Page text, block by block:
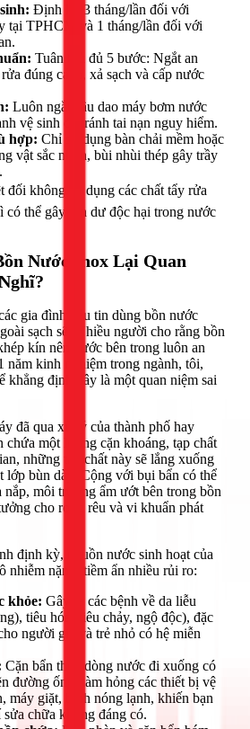
Định kỳ 3 tháng/lần đối với
tại TPHCM và 1 tháng/lần đối với
Tuân thủ đủ 5 bước: Ngắt an
rửa đúng cách, xả sạch và cấp nước
Luôn ngắt cầu dao máy bơm nước
vệ sinh để tránh tai nạn nguy hiểm.
hợp: Chỉ sử dụng bàn chải mềm hoặc
vật sắc nhọn, bùi nhùi thép gây trầy
đối không sử dụng các chất tẩy rửa
có thể gây tồn dư độc hại trong nước
Nước Inox Lại Quan
gia đình đều tin dùng bồn nước
sạch sẽ. Nhiều người cho rằng bồn
kín nên nước bên trong luôn an
năm kinh nghiệm trong ngành, tôi,
khẳng định đây là một quan niệm sai
đã qua xử lý của thành phố hay
chứa một lượng cặn khoáng, tạp chất
những tạp chất này sẽ lắng xuống
lớp bùn dày. Cộng với bụi bẩn có thể
nắp, môi trường ẩm ướt bên trong bồn
cho rong rêu và vi khuẩn phát
định kỳ, nguồn nước sinh hoạt của
nhiễm nặng, tiềm ẩn nhiều rủi ro:
khỏe: Gây ra các bệnh về da liễu
tiêu hóa (tiêu chảy, ngộ độc), đặc
người già và trẻ nhỏ có hệ miễn
Cặn bẩn theo dòng nước đi xuống có
đường ống, làm hỏng các thiết bị vệ
máy giặt, bình nóng lạnh, khiến bạn
sửa chữa không đáng có.